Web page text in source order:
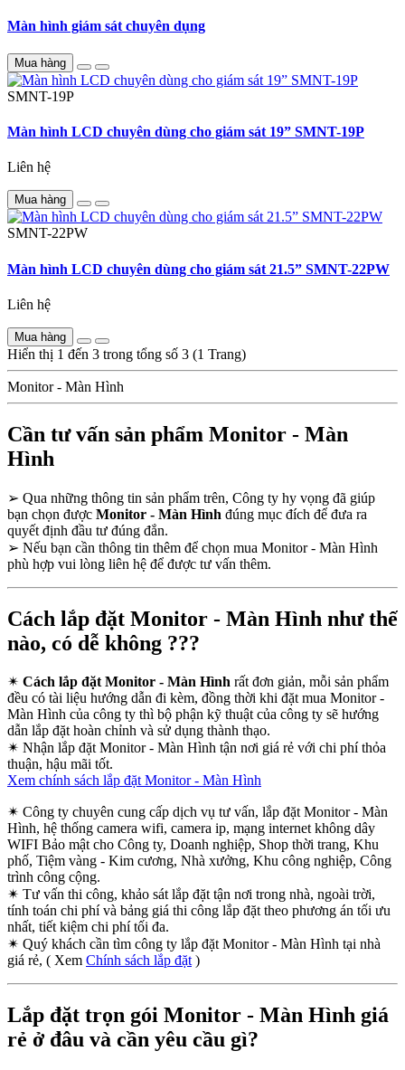
Màn hình giám sát chuyên dụng
Mua hàng
SMNT-19P
Màn hình LCD chuyên dùng cho giám sát 19” SMNT-19P
Liên hệ
Mua hàng
SMNT-22PW
Màn hình LCD chuyên dùng cho giám sát 21.5” SMNT-22PW
Liên hệ
Mua hàng
Hiển thị 1 đến 3 trong tổng số 3 (1 Trang)
Monitor - Màn Hình
Cần tư vấn sản phẩm Monitor - Màn
Hình
➢ Qua những thông tin sản phẩm trên, Công ty hy vọng đã giúp
bạn chọn được Monitor - Màn Hình đúng mục đích để đưa ra
quyết định đầu tư đúng đắn.
➢ Nếu bạn cần thông tin thêm để chọn mua Monitor - Màn Hình
phù hợp vui lòng liên hệ để được tư vấn thêm.
Cách lắp đặt Monitor - Màn Hình như thế
nào, có dễ không ???
✴ Cách lắp đặt Monitor - Màn Hình rất đơn giản, mỗi sản phẩm
đều có tài liệu hướng dẫn đi kèm, đồng thời khi đặt mua Monitor -
Màn Hình của công ty thì bộ phận kỹ thuật của công ty sẽ hướng
dẫn lắp đặt hoàn chỉnh và sử dụng thành thạo.
✴ Nhận lắp đặt Monitor - Màn Hình tận nơi giá rẻ với chi phí thỏa
thuận, hậu mãi tốt.
Xem chính sách lắp đặt Monitor - Màn Hình
✴ Công ty chuyên cung cấp dịch vụ tư vấn, lắp đặt Monitor - Màn
Hình, hệ thống camera wifi, camera ip, mạng internet không dây
WIFI Bảo mật cho Công ty, Doanh nghiệp, Shop thời trang, Khu
phố, Tiệm vàng - Kim cương, Nhà xưởng, Khu công nghiệp, Công
trình công cộng.
✴ Tư vấn thi công, khảo sát lắp đặt tận nơi trong nhà, ngoài trời,
tính toán chi phí và bảng giá thi công lắp đặt theo phương án tối ưu
nhất, tiết kiệm chi phí tối đa.
✴ Quý khách cần tìm công ty lắp đặt Monitor - Màn Hình tại nhà
giá rẻ, ( Xem Chính sách lắp đặt)
Lắp đặt trọn gói Monitor - Màn Hình giá
rẻ ở đâu và cần yêu cầu gì?